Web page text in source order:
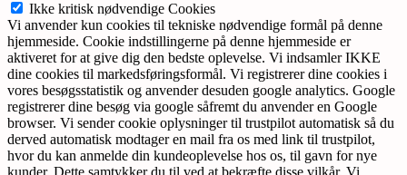
Ikke kritisk nødvendige Cookies
Vi anvender kun cookies til tekniske nødvendige formål på denne
hjemmeside. Cookie indstillingerne på denne hjemmeside er
aktiveret for at give dig den bedste oplevelse. Vi indsamler IKKE
dine cookies til markedsføringsformål. Vi registrerer dine cookies i
vores besøgsstatistik og anvender desuden google analytics. Google
registrerer dine besøg via google såfremt du anvender en Google
browser. Vi sender cookie oplysninger til trustpilot automatisk så du
derved automatisk modtager en mail fra os med link til trustpilot,
hvor du kan anmelde din kundeoplevelse hos os, til gavn for nye